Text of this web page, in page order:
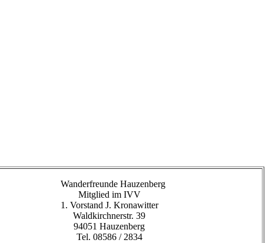
Wanderfreunde Hauzenberg
Mitglied im IVV
1. Vorstand J. Kronawitter
Waldkirchnerstr. 39
94051 Hauzenberg
Tel. 08586 / 2834